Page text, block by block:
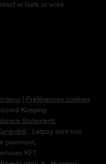
et Girls at work
Préférences cookies
Keeping
Statement.
, Letpay sont nos
paiement.
KFT